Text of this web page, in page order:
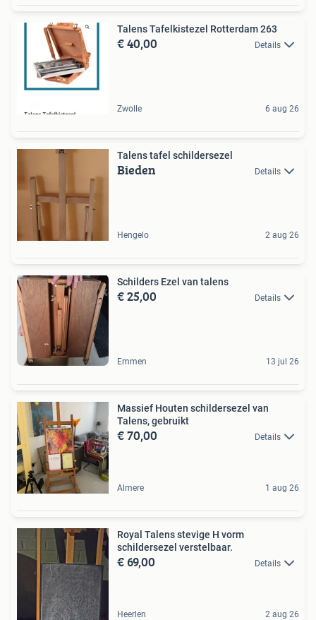
Talens Tafelkistezel Rotterdam 263
€ 40,00 Details
Zwolle 6 aug 26
Talens tafel schildersezel
Bieden Details
Hengelo 2 aug 26
Schilders Ezel van talens
€ 25,00 Details
Emmen 13 jul 26
Massief Houten schildersezel van
Talens, gebruikt
€ 70,00 Details
Almere 1 aug 26
Royal Talens stevige H vorm
schildersezel verstelbaar.
€ 69,00 Details
Heerlen 2 aug 26